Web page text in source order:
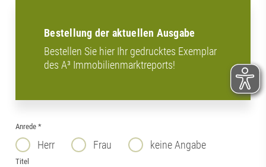
Bestellung der aktuellen Ausgabe
Bestellen Sie hier Ihr gedrucktes Exemplar
des A³ Immobilienmarktreports!
Anrede*
Herr Frau keine Angabe
Titel